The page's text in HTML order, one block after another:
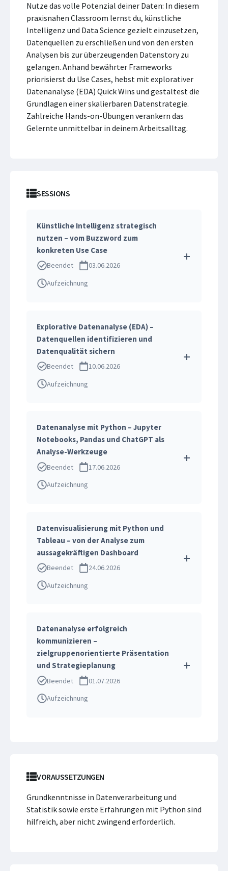
Nutze das volle Potenzial deiner Daten: In diesem
praxisnahen Classroom lernst du, künstliche
Intelligenz und Data Science gezielt einzusetzen,
Datenquellen zu erschließen und von den ersten
Analysen bis zur überzeugenden Datenstory zu
gelangen. Anhand bewährter Frameworks
priorisierst du Use Cases, hebst mit explorativer
Datenanalyse (EDA) Quick Wins und gestaltest die
Grundlagen einer skalierbaren Datenstrategie.
Zahlreiche Hands-on-Übungen verankern das
Gelernte unmittelbar in deinem Arbeitsalltag.
SESSIONS
Künstliche Intelligenz strategisch
nutzen – vom Buzzword zum
konkreten Use Case
Beendet
03.06.2026
Aufzeichnung
Explorative Datenanalyse (EDA) –
Datenquellen identifizieren und
Datenqualität sichern
Beendet
10.06.2026
Aufzeichnung
Datenanalyse mit Python – Jupyter
Notebooks, Pandas und ChatGPT als
Analyse-Werkzeuge
Beendet
17.06.2026
Aufzeichnung
Datenvisualisierung mit Python und
Tableau – von der Analyse zum
aussagekräftigen Dashboard
Beendet
24.06.2026
Aufzeichnung
Datenanalyse erfolgreich
kommunizieren –
zielgruppenorientierte Präsentation
und Strategieplanung
Beendet
01.07.2026
Aufzeichnung
VORAUSSETZUNGEN
Grundkenntnisse in Datenverarbeitung und
Statistik sowie erste Erfahrungen mit Python sind
hilfreich, aber nicht zwingend erforderlich.